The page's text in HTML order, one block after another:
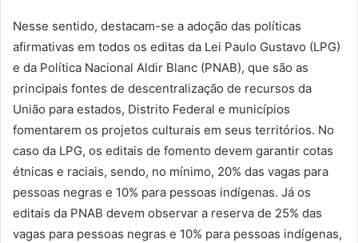
Nesse sentido, destacam-se a adoção das políticas
afirmativas em todos os editas da Lei Paulo Gustavo (LPG)
e da Política Nacional Aldir Blanc (PNAB), que são as
principais fontes de descentralização de recursos da
União para estados, Distrito Federal e municípios
fomentarem os projetos culturais em seus territórios. No
caso da LPG, os editais de fomento devem garantir cotas
étnicas e raciais, sendo, no mínimo, 20% das vagas para
pessoas negras e 10% para pessoas indígenas. Já os
editais da PNAB devem observar a reserva de 25% das
vagas para pessoas negras e 10% para pessoas indígenas,